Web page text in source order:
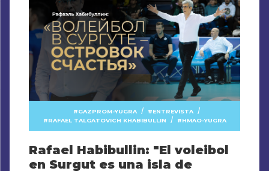
GAZPROM-YUGRA / ENTREVISTA /
RAFAEL TALGATOVICH KHABIBULLIN / HMAO-YUGRA
Rafael Habibullin: "El voleibol
en Surgut es una isla de